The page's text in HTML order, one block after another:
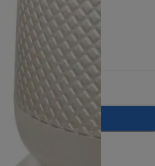
a kosárhoz
17500 Ft